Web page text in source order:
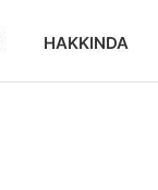
HAKKINDA